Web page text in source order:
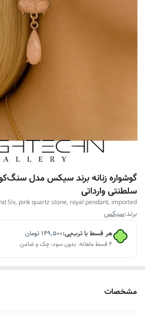
گوشواره زنانه برند سیکس مدل
سلطنتی وارداتی
Six, pink quartz stone, royal pendant, imported
برند:سیکس
هر قسط با ترب‌پی:۱۴۹٬۵۰۰تومان
۴ قسط ماهانه. بدون سود، چک و ضامن.
مشخصات